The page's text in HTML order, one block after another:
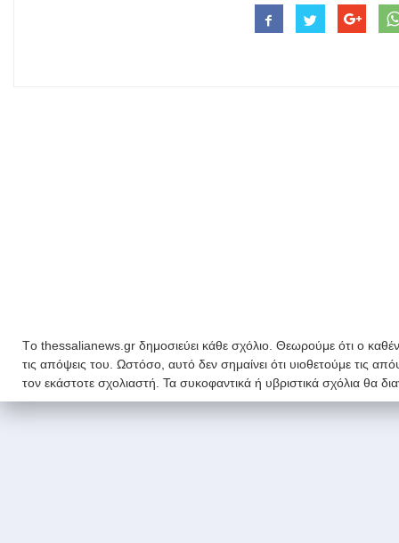
Tο thessalianews.gr δημοσιεύει κάθε σχόλιο. Θεωρούμε ότι ο
τις απόψεις του. Ωστόσο, αυτό δεν σημαίνει ότι υιοθετούμε τις
τον εκάστοτε σχολιαστή. Τα συκοφαντικά ή υβριστικά σχόλια θα